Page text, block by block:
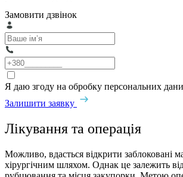
Замовити дзвінок
Я даю згоду на обробку персональних
Залишити заявку
Лікування та операція
Можливо, вдасться відкрити заблоковані
хірургічним шляхом. Однак це залежить